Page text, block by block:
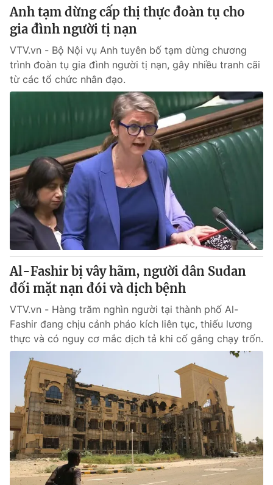
Anh tạm dừng cấp thị thực đoàn tụ cho
gia đình người tị nạn
VTV.vn - Bộ Nội vụ Anh tuyên bố tạm dừng chương
trình đoàn tụ gia đình người tị nạn, gây nhiều tranh cãi
từ các tổ chức nhân đạo.
Al-Fashir bị vây hãm, người dân Sudan
đối mặt nạn đói và dịch bệnh
VTV.vn - Hàng trăm nghìn người tại thành phố Al-
Fashir đang chịu cảnh pháo kích liên tục, thiếu lương
thực và có nguy cơ mắc dịch tả khi cố gắng chạy trốn.